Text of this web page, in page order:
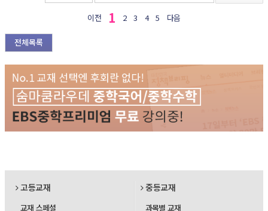
이전 1 2 3 4 5 다음
전체목록
고등교재
교재 스페셜
중등교재
과목별 교재